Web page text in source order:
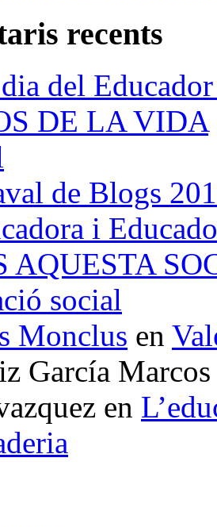
recents
del
DE LA VIDA
de Blogs
i
AQUESTA
social
Monclus en
García Marcos
en